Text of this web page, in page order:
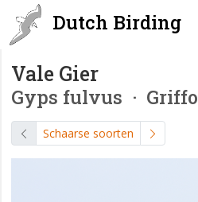
Dutch Birding
Vale Gier
Gyps fulvus ·
Schaarse soorten